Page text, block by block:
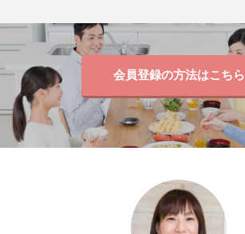
会員登録の方法はこちら